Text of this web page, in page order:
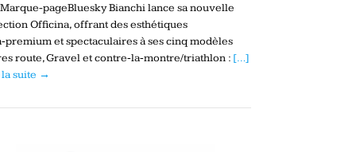
pageBluesky Bianchi lance sa nouvelle
Officina, offrant des esthétiques
et spectaculaires à ses cinq modèles
route, Gravel et contre‑la‑montre/triathlon : […]
suite →